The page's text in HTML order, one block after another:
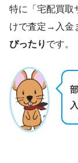
特に「宅配買取
けで査定→入金
ぴったり です。